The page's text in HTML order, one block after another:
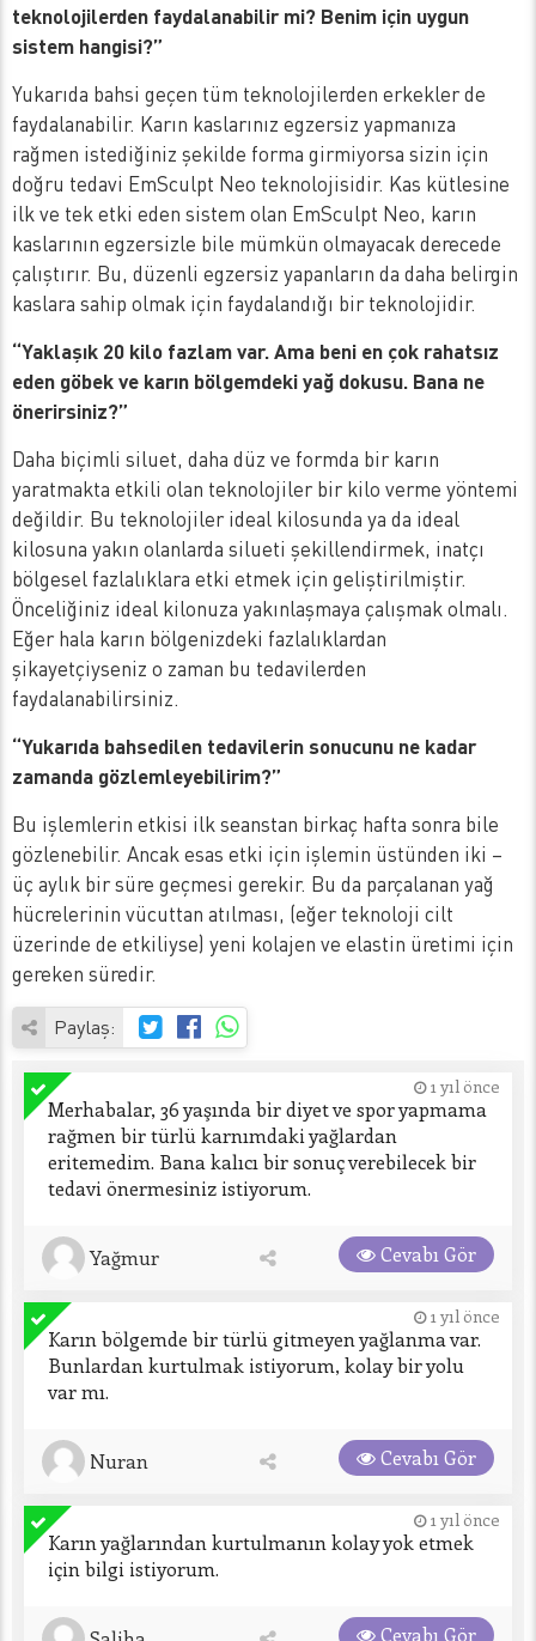
teknolojilerden faydalanabilir mi? Benim için uygun
sistem hangisi?”
Yukarıda bahsi geçen tüm teknolojilerden erkekler de
faydalanabilir. Karın kaslarınız egzersiz yapmanıza
rağmen istediğiniz şekilde forma girmiyorsa sizin için
doğru tedavi EmSculpt Neo teknolojisidir. Kas kütlesine
ilk ve tek etki eden sistem olan EmSculpt Neo, karın
kaslarının egzersizle bile mümkün olmayacak derecede
çalıştırır. Bu, düzenli egzersiz yapanların da daha belirgin
kaslara sahip olmak için faydalandığı bir teknolojidir.
“Yaklaşık 20 kilo fazlam var. Ama beni en çok rahatsız
eden göbek ve karın bölgemdeki yağ dokusu. Bana ne
önerirsiniz?”
Daha biçimli siluet, daha düz ve formda bir karın
yaratmakta etkili olan teknolojiler bir kilo verme yöntemi
değildir. Bu teknolojiler ideal kilosunda ya da ideal
kilosuna yakın olanlarda silueti şekillendirmek, inatçı
bölgesel fazlalıklara etki etmek için geliştirilmiştir.
Önceliğiniz ideal kilonuza yakınlaşmaya çalışmak olmalı.
Eğer hala karın bölgenizdeki fazlalıklardan
şikayetçiyseniz o zaman bu tedavilerden
faydalanabilirsiniz.
“Yukarıda bahsedilen tedavilerin sonucunu ne kadar
zamanda gözlemleyebilirim?”
Bu işlemlerin etkisi ilk seanstan birkaç hafta sonra bile
gözlenebilir. Ancak esas etki için işlemin üstünden iki –
üç aylık bir süre geçmesi gerekir. Bu da parçalanan yağ
hücrelerinin vücuttan atılması, (eğer teknoloji cilt
üzerinde de etkiliyse) yeni kolajen ve elastin üretimi için
gereken süredir.
Paylaş:
1 yıl önce
Merhabalar, 36 yaşında bir diyet ve spor yapmama
rağmen bir türlü karnımdaki yağlardan
eritemedim. Bana kalıcı bir sonuç verebilecek bir
tedavi önermesiniz istiyorum.
Yağmur Cevabı Gör
1 yıl önce
Karın bölgemde bir türlü gitmeyen yağlanma var.
Bunlardan kurtulmak istiyorum, kolay bir yolu
var mı.
Nuran Cevabı Gör
1 yıl önce
Karın yağlarından kurtulmanın kolay yok etmek
için bilgi istiyorum.
Cevabı Gör